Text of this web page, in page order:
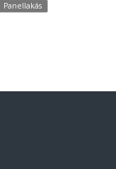
Panellakás